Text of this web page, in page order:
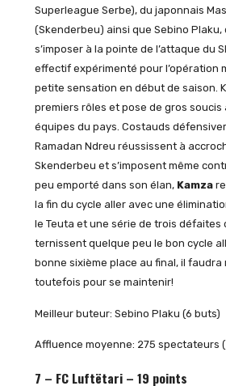
Superleague Serbe), du japonnais
(Skenderbeu) ainsi que Sebino Plaku,
s’imposer à la pointe de l’attaque du
effectif expérimenté pour l’opération
petite sensation en début de saison.
premiers rôles et pose de gros soucis
équipes du pays. Costauds
Ramadan Ndreu réussissent à
Skenderbeu et s’imposent même
peu emporté dans son élan, Kamza
la fin du cycle aller avec une
le Teuta et une série de trois défaites
ternissent quelque peu le bon cycle
bonne sixième place au final, il
toutefois pour se maintenir!
Meilleur buteur: Sebino Plaku (6 buts)
Affluence moyenne: 275 spectateurs
7 – FC Luftëtari – 19 points